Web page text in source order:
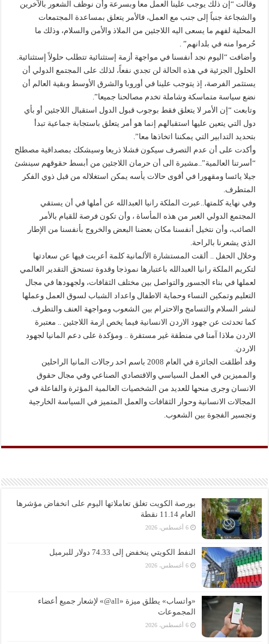
وقالت “إن ذلك يوجب علينا العمل معا وبسرعة وأن نوظف الشعور بالآخرين
والشجاعة جنباً إلى جنب مع العمل، فالأمر يتعلق بمساعدة المجتمعات
المحلية لفهم ما يسعى اليه اللاجئين من الملاذ والأمن والسلام، وذلك ما
حُرموا منه في بلدانهم” .
وأضافت “اليوم نجد أنفسنا في مواجهة أزمة إستثنائية تتطلب حلولاً إستثنائية.
الحلول الجزئية في هذه الحالة لن تجدي نفعاً، لذلك على المجتمع الدولي أن
يستثمر الفرصة، إذ يتوجب علينا في أوروبا والشرق الأوسط وبقية العالم أن
نضع سياسة متماسكة وشاملة تخدم مصالحنا جميعا”.
وتابعت “إن الأمر لا يتعلق فقط بوجوب قبول الدول استقبال اللاجئين أو بأي
دول التي يتعين عليها استقبالهم إنما هو أمر يتعلق باستجابة جماعية تبدأ
بتحديد التدابير التي يمكننا اتخاذها معا”.
وأكدت على أن عدم التصرف سيكون فشلا ذريعا وسيشكك بمصداقية مصطلح
“أسرتنا العالمية”..مشيرة الى أن حرمان اللاجئين من أبسط حقوقهم سينشئ
جيلا يائسا ومقهورا في أقوى حالات يأسه يمكن استغلاله من قبل ذوي الفكر
المتطرف.
وفي نهاية كلمتها..عبرت الملكة رانيا العبدالله عن أملها في أن يستقي
المجتمع الدولي العبر من هذه المأساة ، وأن تكون فرصة للقيام بالأمر
الصائب، وأن نتخيل أنفسنا مكان بعضنا البعض والخروج بأنفسنا من الإطار
الذي يشعرنا بالراحة.
وخلال الحفل .. ألقت المستشارة الألمانية كلمة أعربت فيها عن سعادتها
لتكريم الملكة رانيا العبدالله باعتبارها نموذجا وقدوة تستحق التقدير العالمي
لعملها في بناء الجسور والتواصل بين مختلف الثقافات، ولجهودها في مجال
التعليم وتمكين النساء وحماية الاطفال واعداد الشباب لسوق العمل وعملها
لنشر السلام والتسامح والاحترام بين الشعوب ومواجهة العنف والتطرف.
كما تحدثت عن جهود الاردن الانسانية فيما يخص ازمة اللاجئين .. معتبرة
الاردن ملاذا آمنا في منطقة غير مستقرة .. ومؤكدة على دعم المانيا لجهود
الاردن.
وقد أطلقت الجائزة في العام 2008 باسم احد رجالات المانيا الراحلين
والمميزين في العمل السياسي والاقتصادي الصناعي وفي مجال حقوق
الانسان وجرى منحها للعديد من الشخصيات العالمية المؤثرة والفاعلة في
المجالات الانسانية وحوار الثقافات والعمل المتميز في السياسة الخارجية
وتجسير الفجوة بين الشعوب.
بورصة الكويت تغلق تعاملاتها اليوم على انخفاض مؤشرها
العام 11.14 نقطة
6 أغسطس، 2026
النفط الكويتي ينخفض إلى 74.33 دولار للبرميل
6 أغسطس، 2026
«واتساب» يطلق ميزة «all@» لإشعار جميع أعضاء
المجموعات
6 أغسطس، 2026